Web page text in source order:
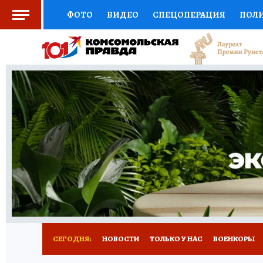
ФОТО ВИДЕО СПЕЦОПЕРАЦИЯ
СОЦПОДДЕРЖКА НАУКА СПОРТ
ВЫБОР ЭКСПЕРТОВ ДОКТОР
КНИЖНАЯ ПОЛКА ПРОГНОЗЫ НА СПОРТ
ПРЕСС-ЦЕНТР НЕДВИЖИМОСТЬ
РАДИО КП РЕКЛАМА ТЕСТЫ НОВОЕ
СЕГОДНЯ: НОВОСТИ ТОЛЬКО У НАС ВОЕНКОРЫ